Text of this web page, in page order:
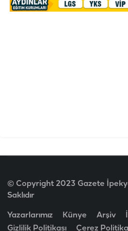
© Copyright 2023 Gazete
Saklıdır
Yazarlarımız Künye Arşiv
Gizlilik Politikası
Çerez